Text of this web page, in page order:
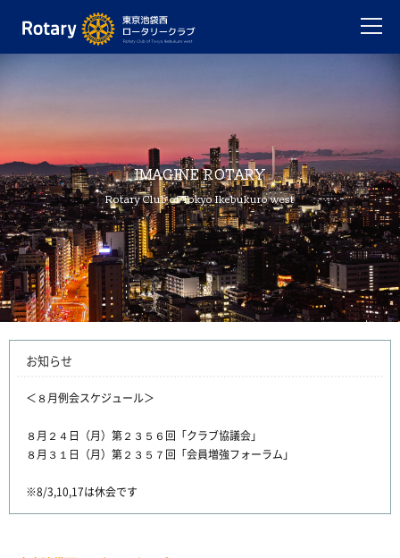
IMAGINE ROTARY
Rotary Club of Tokyo Ikebukuro west
お知らせ
＜８月例会スケジュール＞
８月２４日（月）第２３５６回「クラブ協議会」
８月３１日（月）第２３５７回「会員増強フォーラム」
※8/3,10,17は休会です